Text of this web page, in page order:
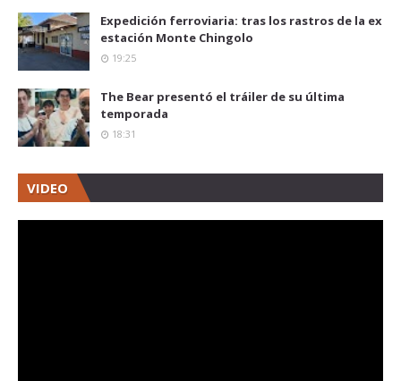
Expedición ferroviaria: tras los rastros de la ex
estación Monte Chingolo
19:25
The Bear presentó el tráiler de su última
temporada
18:31
VIDEO